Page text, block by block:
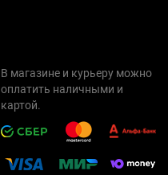
В магазине и курьеру можно
оплатить наличными и
картой.